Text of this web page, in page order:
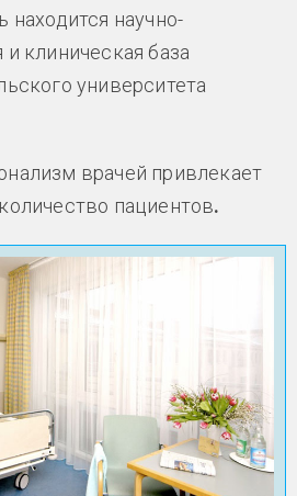
научно-
клиническая база
университета
врачей привлекает
пациентов.